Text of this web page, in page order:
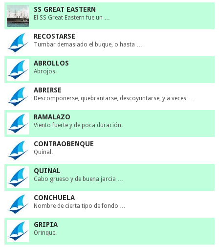
SS GREAT EASTERN
El SS Great Eastern fue un …
RECOSTARSE
Tumbar demasiado el buque, o hasta …
ABROLLOS
Abrojos.
ABRIRSE
Descomponerse, quebrantarse, descoyuntarse, y a veces …
RAMALAZO
Viento fuerte y de poca duración.
CONTRAOBENQUE
Quinal.
QUINAL
Cabo grueso y de buena jarcia …
CONCHUELA
Nombre de cierta tipo de fondo …
GRIPIA
Orinque.